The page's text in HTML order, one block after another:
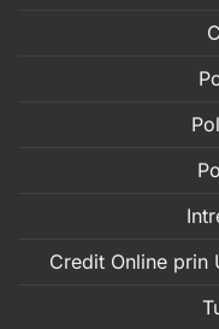
Credit Online prin